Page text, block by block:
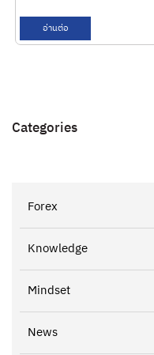
อ่านต่อ
Categories
Forex
Knowledge
Mindset
News